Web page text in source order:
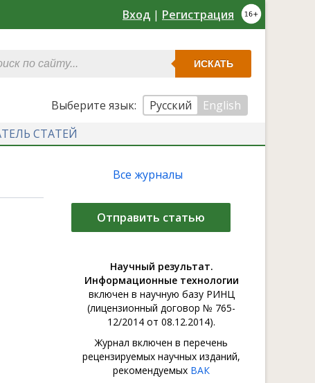
Вход | Регистрация
ИСКАТЬ
Выберите язык: Русский
English
СТАТЕЙ
Все журналы
Отправить статью
Научный результат.
Информационные технологии
включен в научную базу РИНЦ
(лицензионный договор № 765-
12/2014 от 08.12.2014).
Журнал включен в перечень
рецензируемых научных изданий,
рекомендуемых ВАК